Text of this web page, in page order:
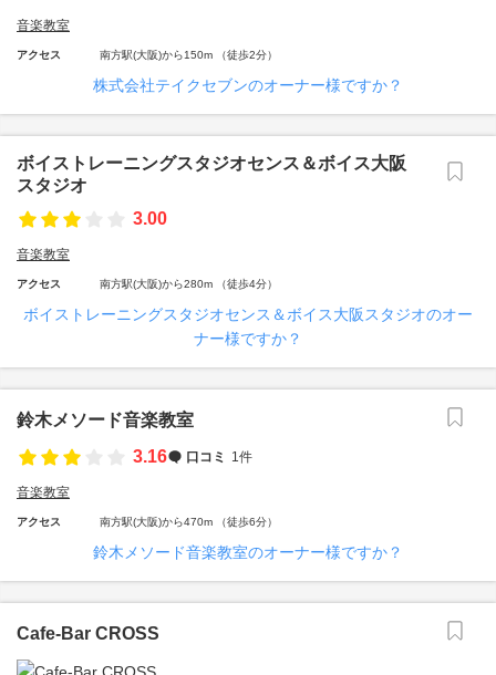
音楽教室
アクセス 南方駅(大阪)から150m （徒歩2分）
株式会社テイクセブンのオーナー様ですか？
ボイストレーニングスタジオセンス＆ボイス大阪
スタジオ
3.00
音楽教室
アクセス 南方駅(大阪)から280m （徒歩4分）
ボイストレーニングスタジオセンス＆ボイス大阪スタジオのオー
ナー様ですか？
鈴木メソード音楽教室
3.16
口コミ 1件
音楽教室
アクセス 南方駅(大阪)から470m （徒歩6分）
鈴木メソード音楽教室のオーナー様ですか？
Cafe-Bar CROSS